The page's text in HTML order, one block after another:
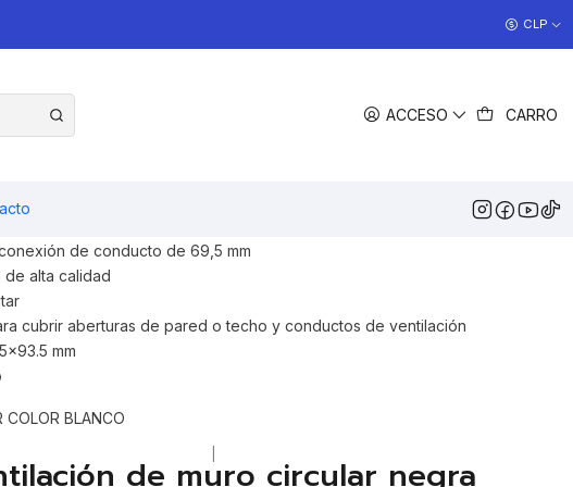
ACCESO CARRO
CLP
y escape de RV, bote o habitación.
de conducto de 69,5 mm
de alta calidad
cubrir aberturas de pared o techo y conductos de ventilación
mm
COLOR BLANCO
de muro circular negra